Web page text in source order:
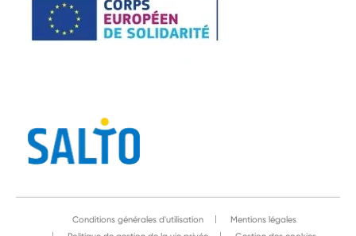
Conditions générales d'utilisation
Mentions légales